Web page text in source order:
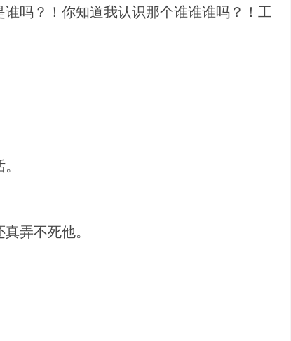
吗？！你知道我认识那个谁谁谁吗？！工
弄不死他。